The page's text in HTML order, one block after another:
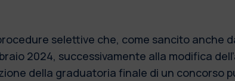
selettive che, come sancito anche
2024, successivamente alla modifica
della graduatoria finale di un concorso